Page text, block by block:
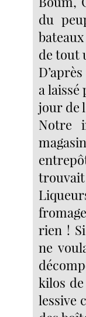
du
de tout
a
jour de
Notre
rien !
ne
kilos
lessive